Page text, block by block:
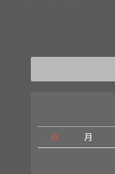
日 月